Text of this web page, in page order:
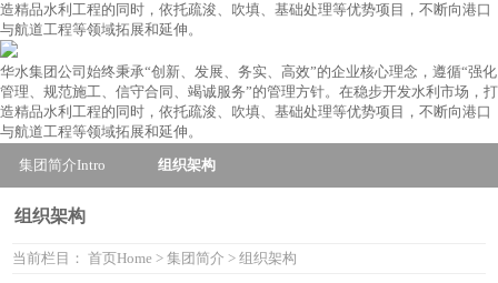
造精品水利工程的同时，依托疏浚、吹填、基础处理等优势项目，不断向港口
与航道工程等领域拓展和延伸。
华水集团公司始终秉承“创新、发展、务实、高效”的企业核心理念，遵循“强化
管理、规范施工、信守合同、竭诚服务”的管理方针。在稳步开发水利市场，打
造精品水利工程的同时，依托疏浚、吹填、基础处理等优势项目，不断向港口
与航道工程等领域拓展和延伸。
集团简介Intro 组织架构
组织架构
当前栏目： 首页Home > 集团简介 > 组织架构